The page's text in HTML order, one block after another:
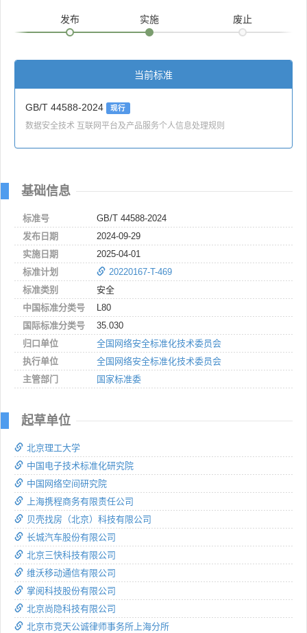
发布 实施 废止
当前标准
GB/T 44588-2024 现行
数据安全技术 互联网平台及产品服务个人信息处理规则
基础信息
标准号
GB/T 44588-2024
发布日期
2024-09-29
实施日期
2025-04-01
标准计划
20220167-T-469
标准类别
安全
中国标准分类号
L80
国际标准分类号
35.030
归口单位
全国网络安全标准化技术委员会
执行单位
全国网络安全标准化技术委员会
主管部门
国家标准委
起草单位
北京理工大学
中国电子技术标准化研究院
中国网络空间研究院
上海携程商务有限责任公司
贝壳找房（北京）科技有限公司
长城汽车股份有限公司
北京三快科技有限公司
维沃移动通信有限公司
掌阅科技股份有限公司
北京尚隐科技有限公司
北京市竞天公诚律师事务所上海分所